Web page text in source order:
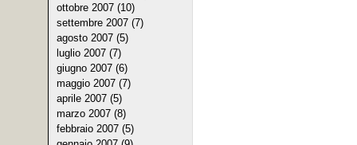
ottobre 2007 (10)
settembre 2007 (7)
agosto 2007 (5)
luglio 2007 (7)
giugno 2007 (6)
maggio 2007 (7)
aprile 2007 (5)
marzo 2007 (8)
febbraio 2007 (5)